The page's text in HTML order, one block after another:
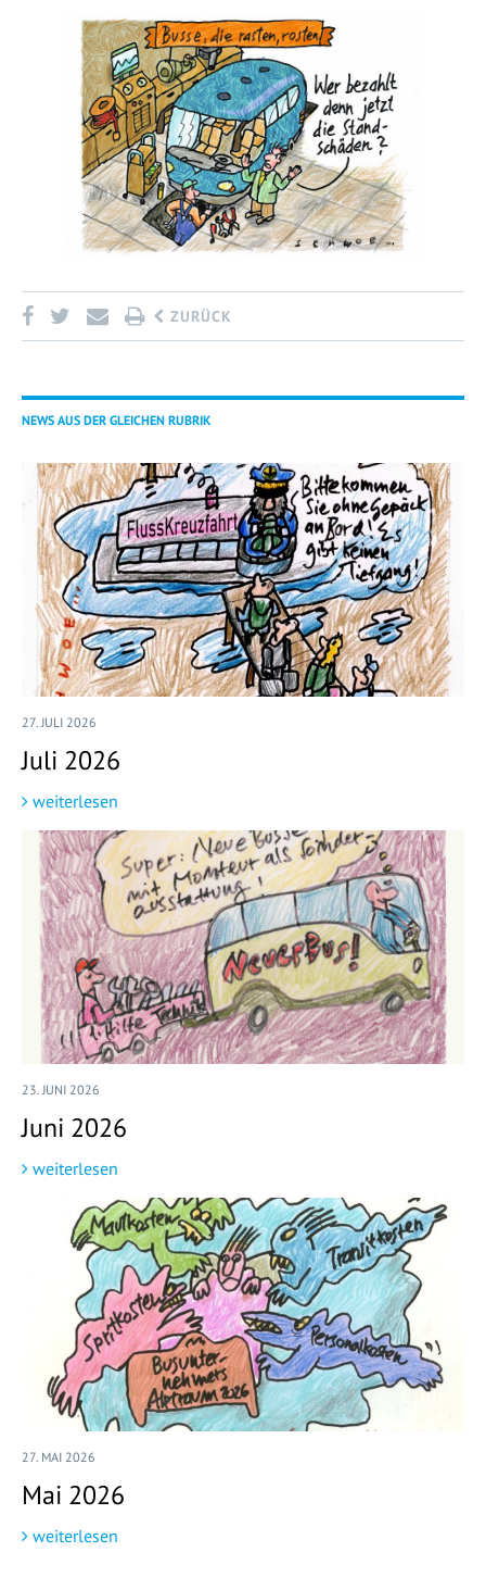
ZURÜCK
NEWS AUS DER GLEICHEN RUBRIK
27. JULI 2026
Juli 2026
weiterlesen
23. JUNI 2026
Juni 2026
weiterlesen
27. MAI 2026
Mai 2026
weiterlesen